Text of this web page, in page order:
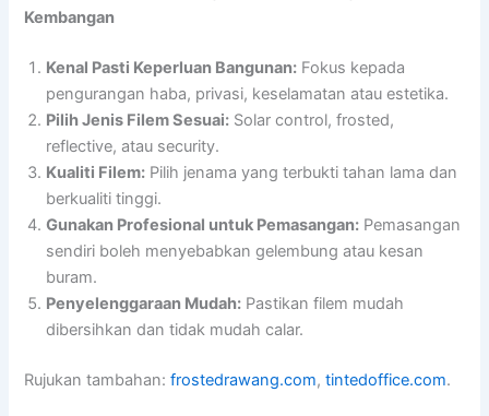
Kembangan
Kenal Pasti Keperluan Bangunan: Fokus kepada
pengurangan haba, privasi, keselamatan atau estetika.
Pilih Jenis Filem Sesuai: Solar control, frosted,
reflective, atau security.
Kualiti Filem: Pilih jenama yang terbukti tahan lama dan
berkualiti tinggi.
Gunakan Profesional untuk Pemasangan: Pemasangan
sendiri boleh menyebabkan gelembung atau kesan
buram.
Penyelenggaraan Mudah: Pastikan filem mudah
dibersihkan dan tidak mudah calar.
Rujukan tambahan:frostedrawang.com,tintedoffice.com.